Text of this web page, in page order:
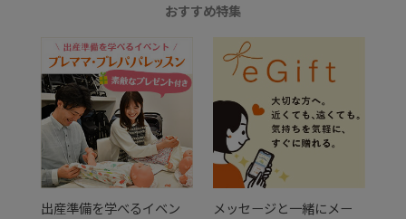
おすすめ特集
出産準備を学べるイベン
メッセージと一緒にメー